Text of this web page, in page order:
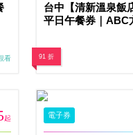
看
台中【清新溫泉飯
平日午餐券｜ABC
91 折
起 電子券